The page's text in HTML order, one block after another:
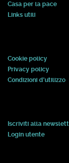
Casa per la pace
Links utili
Cookie policy
Privacy policy
Condizioni d'utilizzo
Iscriviti alla
Login utente